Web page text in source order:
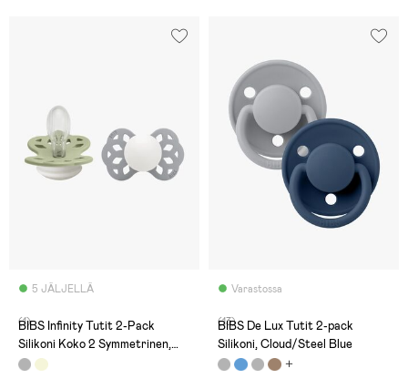
5 JÄLJELLÄ
(1)
BIBS Infinity Tutit 2-Pack
Silikoni Koko 2 Symmetrinen,
Sage GLOW/Cloud GLOW
Varastossa
(13)
BIBS De Lux Tutit 2-pack
Silikoni, Cloud/Steel Blue